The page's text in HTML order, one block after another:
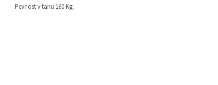
Pevnost v tahu 160 Kg.